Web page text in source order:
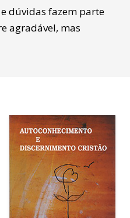
dúvidas fazem parte
agradável, mas